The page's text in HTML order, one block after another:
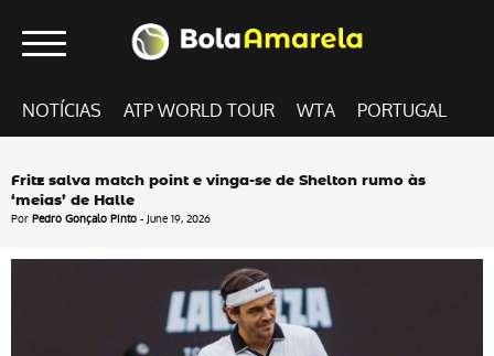
NOTÍCIAS ATP WORLD TOUR WTA PORTUGAL
Fritz salva match point e vinga-se de Shelton rumo às
‘meias’ de Halle
Por Pedro Gonçalo Pinto - June 19, 2026